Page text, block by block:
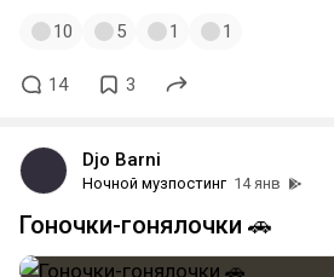
10 5 1 1
14 3
Djo Barni
Ночной музпостинг 14 янв
Гоночки-гонялочки 🚗